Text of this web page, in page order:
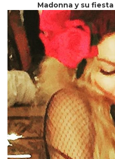
Madonna y su